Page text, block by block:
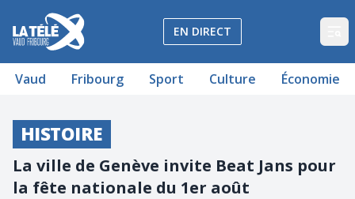
La Télé - Télévision régionale Vaud et Fribourg
EN DIRECT
Vaud Fribourg Sport Culture Économie
HISTOIRE
La ville de Genève invite Beat Jans pour
la fête nationale du 1er août